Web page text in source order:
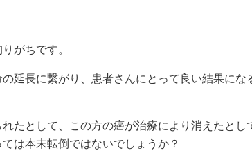
がちです。
延長に繋がり、患者さんにとって良い結果にな
たとして、この方の癌が治療により消えたとし
は本末転倒ではないでしょうか？